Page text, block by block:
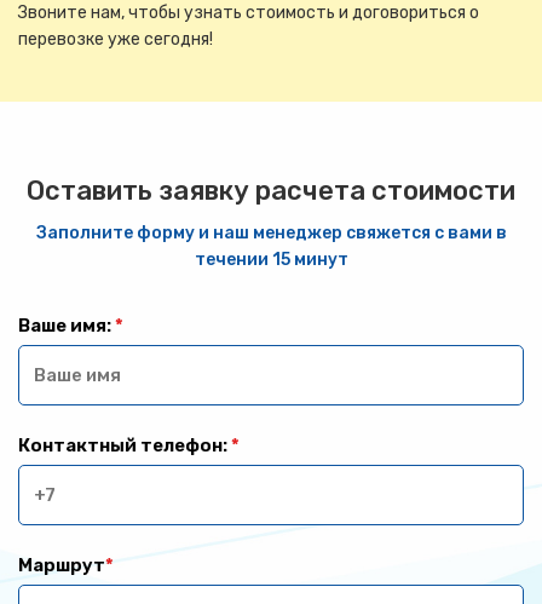
Звоните нам, чтобы узнать стоимость и договориться о
перевозке уже сегодня!
Оставить заявку расчета стоимости
Заполните форму и наш менеджер свяжется с вами в
течении 15 минут
Ваше имя:*
Контактный телефон:*
Маршрут*